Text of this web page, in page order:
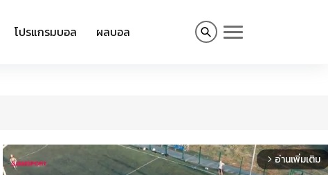
โปรแกรมบอล ผลบอล
arrow_forward_ios อ่านเพิ่มเติม